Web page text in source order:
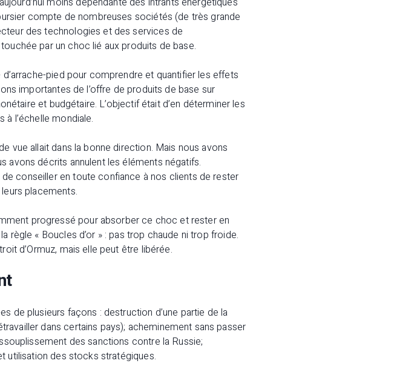
compte de nombreuses sociétés (de très grande
des technologies et des services de
par un choc lié aux produits de base.
pied pour comprendre et quantifier les effets
importantes de l’offre de produits de base sur
et budgétaire. L’objectif était d’en déterminer les
l’échelle mondiale.
vue allait dans la bonne direction. Mais nous avons
avons décrits annulent les éléments négatifs.
conseiller en toute confiance à nos clients de rester
placements.
progressé pour absorber ce choc et rester en
règle « Boucles d’or » : pas trop chaude ni trop froide.
d’Ormuz, mais elle peut être libérée.
de plusieurs façons : destruction d’une partie de la
dans certains pays); acheminement sans passer
des sanctions contre la Russie;
utilisation des stocks stratégiques.